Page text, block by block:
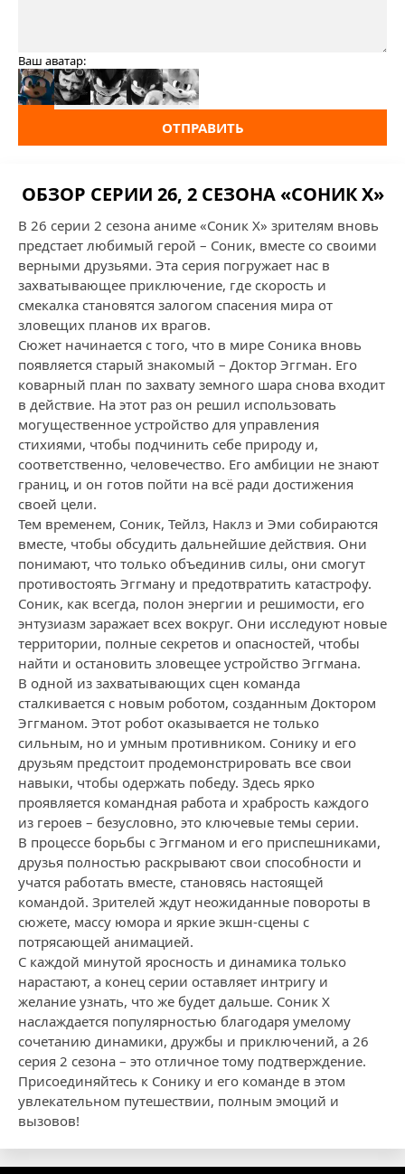
Ваш аватар:
ОТПРАВИТЬ
ОБЗОР СЕРИИ 26, 2 СЕЗОНА «СОНИК X»
В 26 серии 2 сезона аниме «Соник X» зрителям вновь
предстает любимый герой – Соник, вместе со своими
верными друзьями. Эта серия погружает нас в
захватывающее приключение, где скорость и
смекалка становятся залогом спасения мира от
зловещих планов их врагов.
Сюжет начинается с того, что в мире Соника вновь
появляется старый знакомый – Доктор Эггман. Его
коварный план по захвату земного шара снова входит
в действие. На этот раз он решил использовать
могущественное устройство для управления
стихиями, чтобы подчинить себе природу и,
соответственно, человечество. Его амбиции не знают
границ, и он готов пойти на всё ради достижения
своей цели.
Тем временем, Соник, Тейлз, Наклз и Эми собираются
вместе, чтобы обсудить дальнейшие действия. Они
понимают, что только объединив силы, они смогут
противостоять Эггману и предотвратить катастрофу.
Соник, как всегда, полон энергии и решимости, его
энтузиазм заражает всех вокруг. Они исследуют новые
территории, полные секретов и опасностей, чтобы
найти и остановить зловещее устройство Эггмана.
В одной из захватывающих сцен команда
сталкивается с новым роботом, созданным Доктором
Эггманом. Этот робот оказывается не только
сильным, но и умным противником. Сонику и его
друзьям предстоит продемонстрировать все свои
навыки, чтобы одержать победу. Здесь ярко
проявляется командная работа и храбрость каждого
из героев – безусловно, это ключевые темы серии.
В процессе борьбы с Эггманом и его приспешниками,
друзья полностью раскрывают свои способности и
учатся работать вместе, становясь настоящей
командой. Зрителей ждут неожиданные повороты в
сюжете, массу юмора и яркие экшн-сцены с
потрясающей анимацией.
С каждой минутой яросность и динамика только
нарастают, а конец серии оставляет интригу и
желание узнать, что же будет дальше. Соник X
наслаждается популярностью благодаря умелому
сочетанию динамики, дружбы и приключений, а 26
серия 2 сезона – это отличное тому подтверждение.
Присоединяйтесь к Сонику и его команде в этом
увлекательном путешествии, полным эмоций и
вызовов!